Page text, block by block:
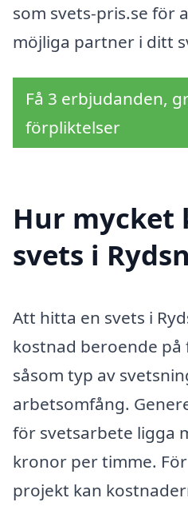
som svets-pris.se för
möjliga partner i ditt
Få 3 erbjudanden,
förpliktelser
Hur mycket
svets i
Att hitta en svets i
kostnad beroende på
såsom typ av
arbetsomfång.
för svetsarbete ligga
kronor per timme.
projekt kan